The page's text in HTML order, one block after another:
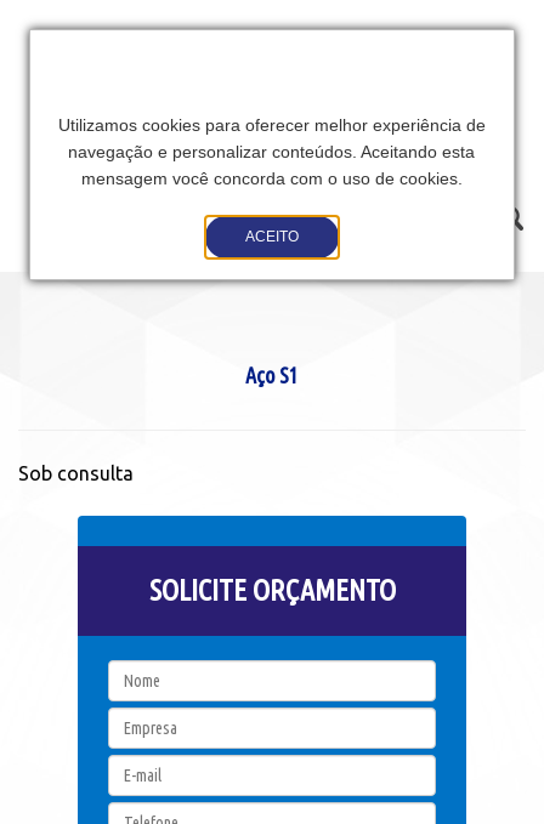
Utilizamos cookies para oferecer melhor experiência de
navegação e personalizar conteúdos. Aceitando esta
mensagem você concorda com o uso de cookies.
ACEITO
Toggle
navigation
Aço S1
Sob consulta
SOLICITE ORÇAMENTO